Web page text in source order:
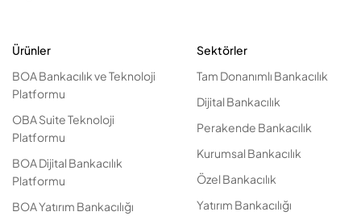
Ürünler
BOA Bankacılık ve Teknoloji
Platformu
OBA Suite Teknoloji
Platformu
BOA Dijital Bankacılık
Platformu
BOA Yatırım Bankacılığı
Sektörler
Tam Donanımlı Bankacılık
Dijital Bankacılık
Perakende Bankacılık
Kurumsal Bankacılık
Özel Bankacılık
Yatırım Bankacılığı